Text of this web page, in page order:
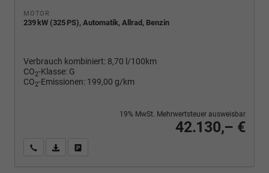
MOTOR
239 kW (325 PS), Automatik, Allrad, Benzin
Verbrauch kombiniert: 8,70 l/100km
CO2-Klasse: G
CO2-Emissionen: 199,00 g/km
42.130,– €
19% MwSt. Mehrwertsteuer ausweisbar
Wir rufen Sie anPDF-Fahrzeugexposé drucken